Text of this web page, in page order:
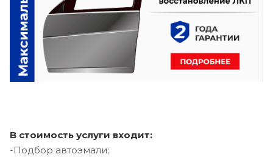
В стоимость услуги входит:
-Подбор автоэмали;